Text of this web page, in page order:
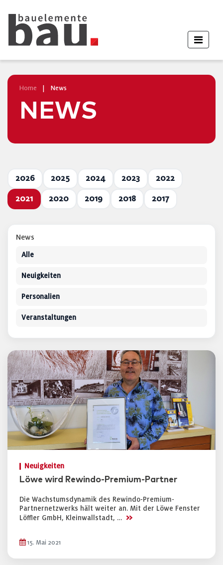
Home News
NEWS
2026 2025 2024 2023 2022
2021 2020 2019 2018 2017
Neuigkeiten
Löwe wird Rewindo-Premium-Partner
Die Wachstumsdynamik des Rewindo-Premium-
Partnernetzwerks hält weiter an. Mit der Löwe Fenster
Löffler GmbH, Kleinwallstadt, … >>
15. Mai 2021
News
Alle
Neuigkeiten
Personalien
Veranstaltungen